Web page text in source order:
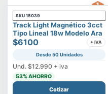
SKU 15039
Track Light Magnético 3cct
Tipo Lineal 18w Modelo Ara
$6100 + IVA
Desde 50 Unidades
Und. $12.990 + iva
53% AHORRO
Cotizar